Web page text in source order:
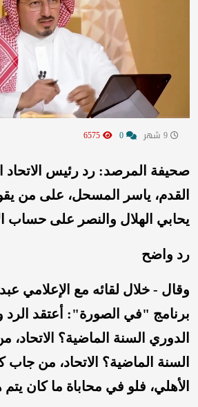
صحيفة المرصد: رد رئيس الاتحاد
القدم، ياسر المسحل، على من
يحابي الهلال والنصر على حساب
رد واضح
وقال - خلال لقائه مع الإعلامي
برنامج "في الصورة": أعتقد
الدوري السنة الماضية؟
السنة الماضية؟ الاتحاد، من جاب
الأهلي، فلو في محاباة ما كان يتم